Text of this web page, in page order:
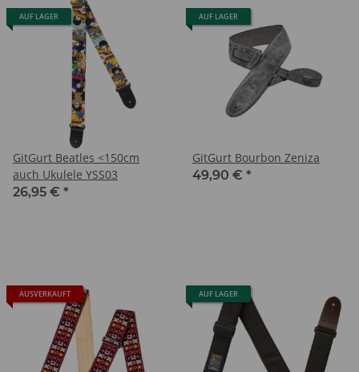
AUF LAGER
GitGurt Beatles <150cm
auch Ukulele YSS03
26,95 € *
AUF LAGER
GitGurt Bourbon Zeniza
49,90 € *
AUSVERKAUFT AUF LAGER